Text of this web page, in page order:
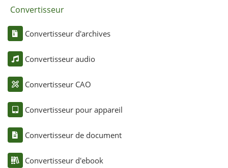
Convertisseur
Convertisseur d'archives
Convertisseur audio
Convertisseur CAO
Convertisseur pour appareil
Convertisseur de document
Convertisseur d'ebook